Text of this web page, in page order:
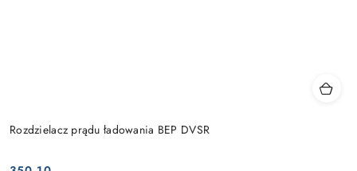
Rozdzielacz prądu ładowania BEP DVSR